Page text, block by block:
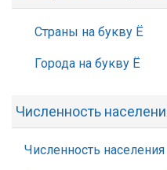
Страны на букву Ё
Города на букву Ё
Численность
Численность